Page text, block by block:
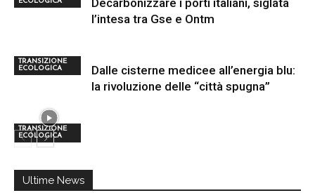
TRANSIZIONE
ECOLOGICA
Decarbonizzare i porti italiani, siglata
l’intesa tra Gse e Ontm
TRANSIZIONE
ECOLOGICA
Dalle cisterne medicee all’energia blu:
la rivoluzione delle “città spugna”
Ultime News